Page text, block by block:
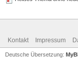
Kontakt Impressum
Deutsche Übersetzung: